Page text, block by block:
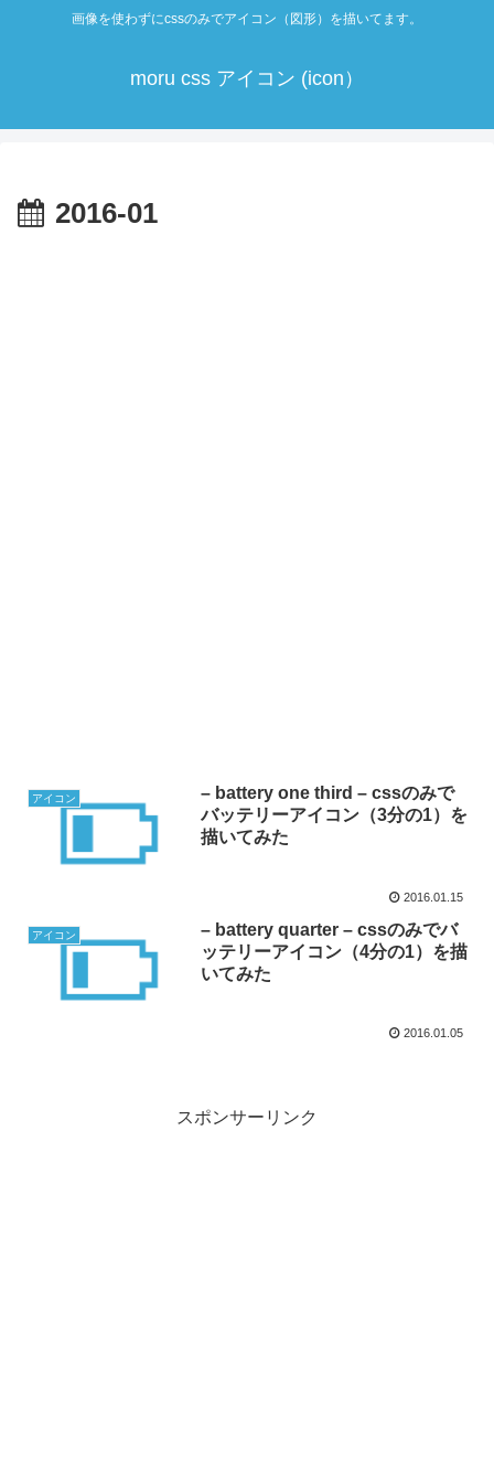
画像を使わずにcssのみでアイコン（図形）を描いてます。
moru css アイコン (icon）
2016-01
アイコン
– battery one third – cssのみで
バッテリーアイコン（3分の1）を
描いてみた
2016.01.15
アイコン
– battery quarter – cssのみでバ
ッテリーアイコン（4分の1）を描
いてみた
2016.01.05
スポンサーリンク